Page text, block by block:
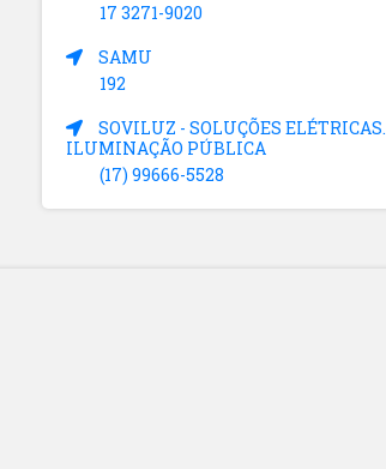
17 3271-9020
SAMU
192
SOVILUZ - SOLUÇÕES ELÉTRICAS.
ILUMINAÇÃO PÚBLICA
(17) 99666-5528